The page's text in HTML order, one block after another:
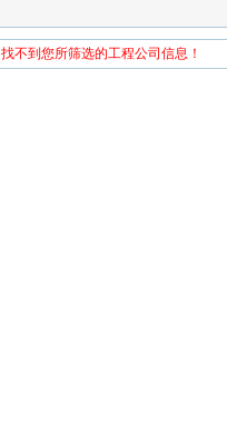
找不到您所筛选的工程公司信息！